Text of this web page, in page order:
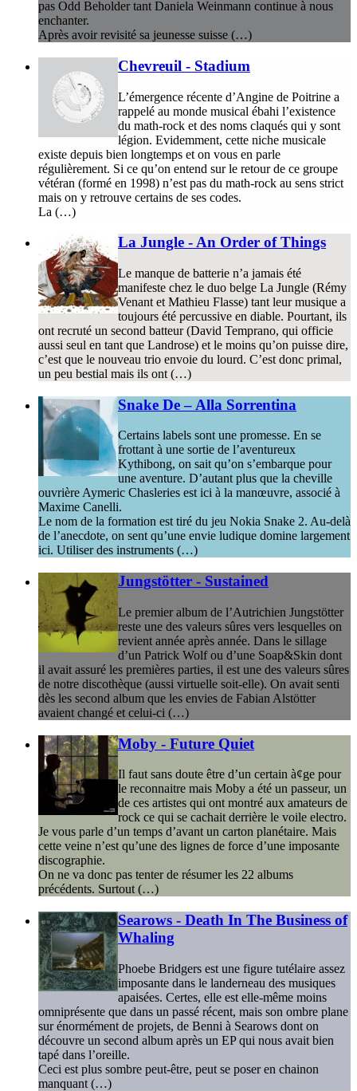
pas Odd Beholder tant Daniela Weinmann continue à nous
enchanter.
Après avoir revisité sa jeunesse suisse (…)
Chevreuil - Stadium
L’émergence récente d’Angine de Poitrine a
rappelé au monde musical ébahi l’existence
du math-rock et des noms claqués qui y sont
légion. Evidemment, cette niche musicale
existe depuis bien longtemps et on vous en parle
régulièrement. Si ce qu’on entend sur le retour de ce groupe
vétéran (formé en 1998) n’est pas du math-rock au sens strict
mais on y retrouve certains de ses codes.
La (…)
La Jungle - An Order of Things
Le manque de batterie n’a jamais été
manifeste chez le duo belge La Jungle (Rémy
Venant et Mathieu Flasse) tant leur musique a
toujours été percussive en diable. Pourtant, ils
ont recruté un second batteur (David Temprano, qui officie
aussi seul en tant que Landrose) et le moins qu’on puisse dire,
c’est que le nouveau trio envoie du lourd. C’est donc primal,
un peu bestial mais ils ont (…)
Snake De – Alla Sorrentina
Certains labels sont une promesse. En se
frottant à une sortie de l’aventureux
Kythibong, on sait qu’on s’embarque pour
une aventure. D’autant plus que la cheville
ouvrière Aymeric Chasleries est ici à la manœuvre, associé à
Maxime Canelli.
Le nom de la formation est tiré du jeu Nokia Snake 2. Au-delà
de l’anecdote, on sent qu’une envie ludique domine largement
ici. Utiliser des instruments (…)
Jungstötter - Sustained
Le premier album de l’Autrichien Jungstötter
reste une des valeurs sûres vers lesquelles on
revient année après année. Dans le sillage
d’un Patrick Wolf ou d’une Soap&Skin dont
il avait assuré les premières parties, il est une des valeurs sûres
de notre discothèque (aussi virtuelle soit-elle). On avait senti
dès les second album que les envies de Fabian Alstötter
avaient changé et celui-ci (…)
Moby - Future Quiet
Il faut sans doute être d’un certain à¢ge pour
le reconnaitre mais Moby a été un passeur, un
de ces artistes qui ont montré aux amateurs de
rock ce qui se cachait derrière le voile electro.
Je vous parle d’un temps d’avant un carton planétaire. Mais
cette veine n’est qu’une des lignes de force d’une imposante
discographie.
On ne va donc pas tenter de résumer les 22 albums
précédents. Surtout (…)
Searows - Death In The Business of
Whaling
Phoebe Bridgers est une figure tutélaire assez
imposante dans le landerneau des musiques
apaisées. Certes, elle est elle-même moins
omniprésente que dans un passé récent, mais son ombre plane
sur énormément de projets, de Benni à Searows dont on
découvre un second album après un EP qui nous avait bien
tapé dans l’oreille.
Ceci est plus sombre peut-être, peut se poser en chainon
manquant (…)